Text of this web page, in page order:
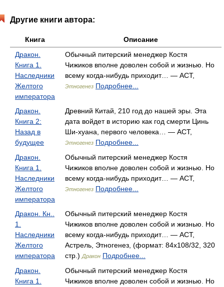
Другие книги автора:
Книга
Описание
Дракон.
Книга 1.
Наследники
Желтого
императора
Обычный питерский менеджер Костя
Чижиков вполне доволен собой и жизнью. Но
всему когда-нибудь приходит… — АСТ,
Этногенез Подробнее...
Дракон.
Книга 2:
Назад в
будущее
Древний Китай, 210 год до нашей эры. Эта
дата войдет в историю как год смерти Цинь
Ши-хуана, первого человека… — АСТ,
Этногенез Подробнее...
Дракон.
Книга 1.
Наследники
Желтого
императора
Обычный питерский менеджер Костя
Чижиков вполне доволен собой и жизнью. Но
всему когда-нибудь приходит… — АСТ,
Этногенез Подробнее...
Дракон. Кн..
1.
Наследники
Желтого
императора
Обычный питерский менеджер Костя
Чижиков вполне доволен собой и жизнью. Но
всему когда-нибудь приходит… — АСТ,
Астрель, Этногенез, (формат: 84x108/32, 320
стр.) Дракон Подробнее...
Дракон.
Книга 1.
Обычный питерский менеджер Костя
Чижиков вполне доволен собой и жизнью. Но